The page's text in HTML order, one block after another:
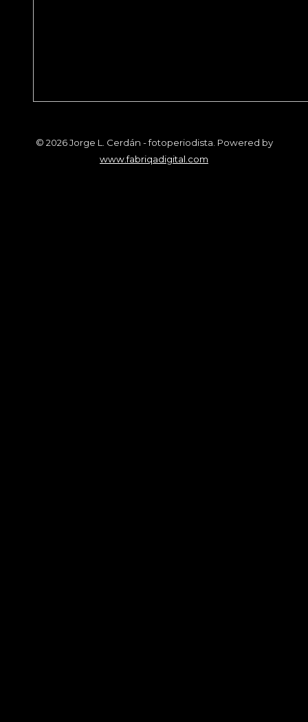
© 2026 Jorge L. Cerdán - fotoperiodista. Powered by
www.fabriqadigital.com